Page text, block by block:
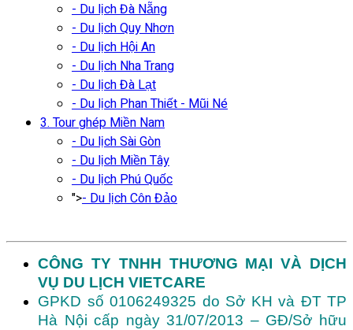
- Du lịch Đà Nẵng
- Du lịch Quy Nhơn
- Du lịch Hội An
- Du lịch Nha Trang
- Du lịch Đà Lạt
- Du lịch Phan Thiết - Mũi Né
3. Tour ghép Miền Nam
- Du lịch Sài Gòn
- Du lịch Miền Tây
- Du lịch Phú Quốc
">- Du lịch Côn Đảo
CÔNG TY TNHH THƯƠNG MẠI VÀ DỊCH
VỤ DU LỊCH VIETCARE
GPKD số 0106249325 do Sở KH và ĐT TP
Hà Nội cấp ngày 31/07/2013 – GĐ/Sở hữu